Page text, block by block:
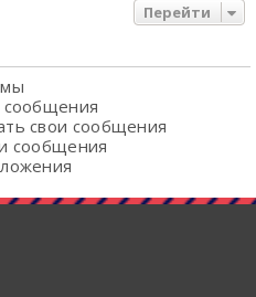
Перейти
сообщения
свои сообщения
сообщения